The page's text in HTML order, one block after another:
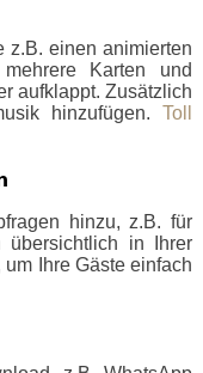
z.B. einen animierten
Karten und
aufklappt. Zusätzlich
hinzufügen. Toll
hinzu, z.B. für
übersichtlich in Ihrer
Ihre Gäste einfach